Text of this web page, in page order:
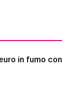
in fumo con